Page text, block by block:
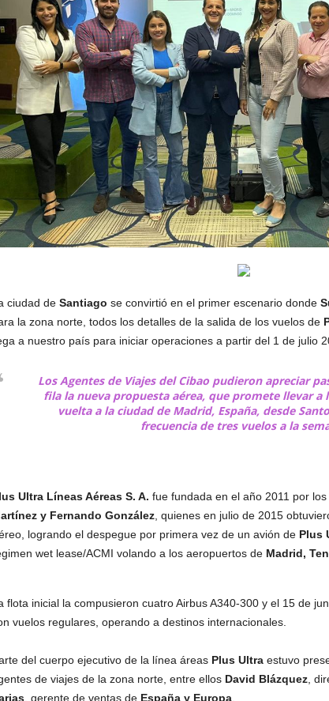
ciudad de Santiago se convirtió en el primer escenario donde
la zona norte, todos los detalles de la salida de los vuelos de
a nuestro país para iniciar operaciones a partir del 1 de julio
Los Agentes de Viajes del Cibao pudieron apreciar
fila la nueva propuesta aérea, que promete llevar a
vuelta a la ciudad de Madrid, España, desde
frecuencia de tres vuelos a la
Ultra Líneas Aéreas S. A. fue fundada en el año 2011 por
y Fernando González, quienes en julio de 2015
logrando el despegue por primera vez de un avión de Plus
wet lease/ACMI volando a los aeropuertos de Madrid,
flota inicial la compusieron cuatro Airbus A340-300 y el 15 de
vuelos regulares, operando a destinos internacionales.
del cuerpo ejecutivo de la línea áreas Plus Ultra estuvo
de viajes de la zona norte, entre ellos David Blázquez,
, gerente de ventas de España y Europa.